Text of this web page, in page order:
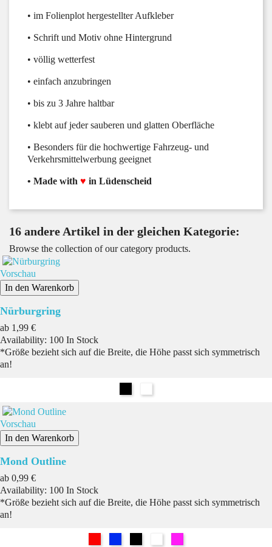
• im Folienplot hergestellter Aufkleber
• Schrift und Motiv ohne Hintergrund
• völlig wetterfest
• einfach anzubringen
• bis zu 3 Jahre haltbar
• klebt auf jeder sauberen und glatten Oberfläche
• Besonders für die hochwertige Fahrzeug- und
Verkehrsmittelwerbung geeignet
• Made with ♥ in Lüdenscheid
16 andere Artikel in der gleichen Kategorie:
Browse the collection of our category products.
Vorschau
In den Warenkorb
Nürburgring
ab Preis
1,99 €
Availability: 100 In Stock
*Größe bezieht sich auf die Breite, die Höhe passt sich symmetrisch
an!
Vorschau
In den Warenkorb
Mond Outline
ab Preis
0,99 €
Availability: 100 In Stock
*Größe bezieht sich auf die Breite, die Höhe passt sich symmetrisch
an!